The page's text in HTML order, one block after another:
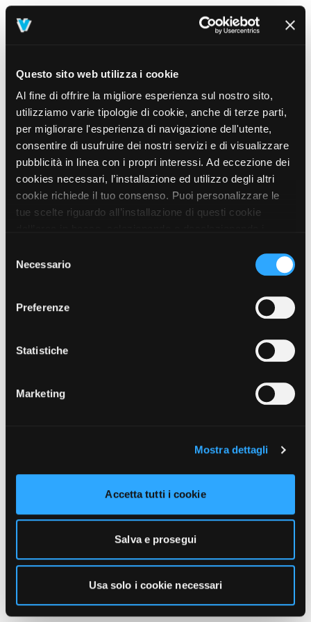
Questo sito web utilizza i cookie
Al fine di offrire la migliore esperienza sul nostro sito,
utilizziamo varie tipologie di cookie, anche di terze parti,
per migliorare l'esperienza di navigazione dell'utente,
consentire di usufruire dei nostri servizi e di visualizzare
pubblicità in linea con i propri interessi. Ad eccezione dei
cookies necessari, l’installazione ed utilizzo degli altri
cookie richiede il tuo consenso. Puoi personalizzare le
tue scelte riguardo all’installazione di questi cookie
prosegui” o decidere di accettare tutti i cookie, cliccando
sul pulsante “Accetta tutti i cookie”. Cliccando sul tasto
unicamente i cookie necessari alla navigazione. Per
funzionamento, puoi prendere visione dell’informativa
cliccando qui.
delNecessario
Preferenze
Statistiche
Marketing
Mostra dettagli
Accetta tutti i cookie
Salva e prosegui
Usa solo i cookie necessari
404